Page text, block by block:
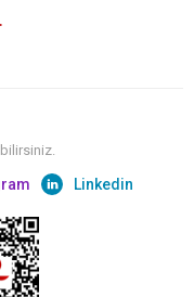
Linkedin